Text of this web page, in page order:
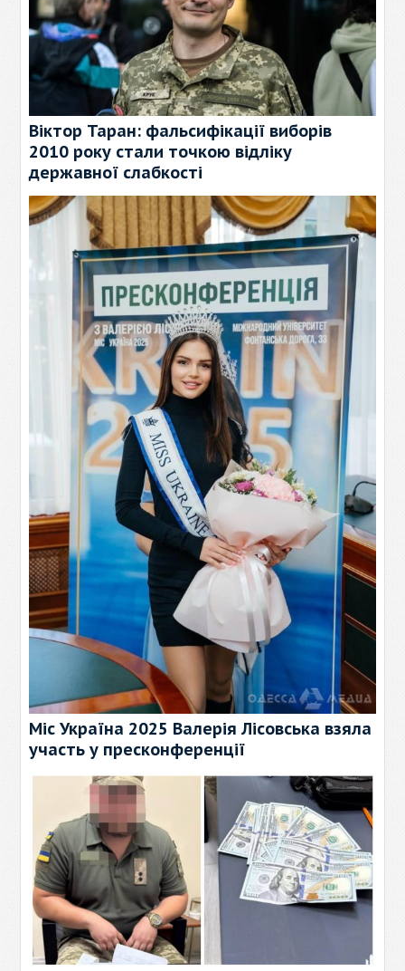
Віктор Таран: фальсифікації виборів
2010 року стали точкою відліку
державної слабкості
Міс Україна 2025 Валерія Лісовська взяла
участь у пресконференції